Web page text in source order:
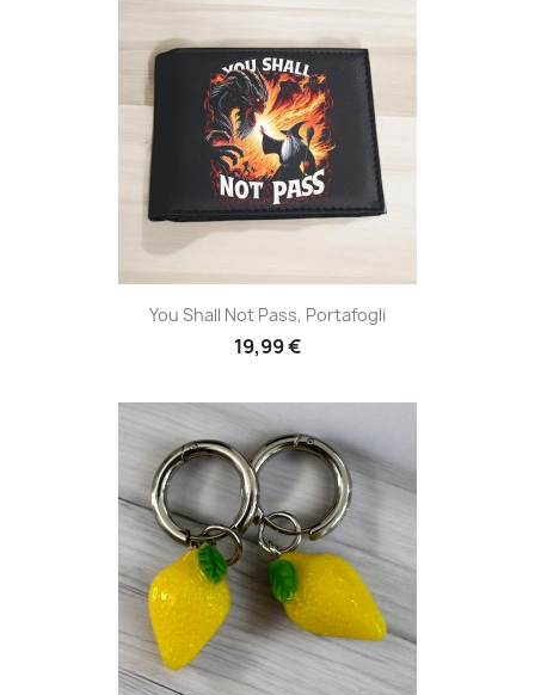
You Shall Not Pass, Portafogli
19,99 €